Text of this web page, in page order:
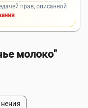
прав, описанной
молоко"